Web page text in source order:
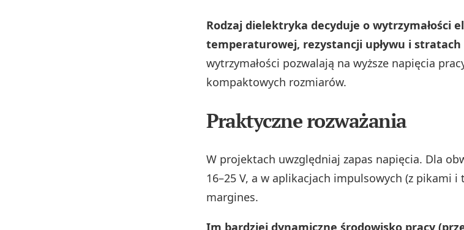
Rodzaj dielektryka decyduje o wytrzymałości
temperaturowej, rezystancji upływu i stratach
wytrzymałości pozwalają na wyższe napięcia
kompaktowych rozmiarów.
Praktyczne rozważania
W projektach uwzględniaj zapas napięcia. Dla
16–25 V, a w aplikacjach impulsowych (z pikami i
margines.
Im bardziej dynamiczne środowisko pracy